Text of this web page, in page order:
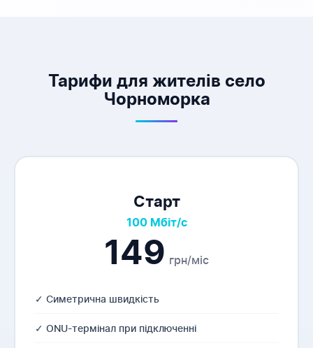
Тарифи для жителів село
Чорноморка
Старт
100 Мбіт/с
149 грн/міс
✓ Симетрична швидкість
✓ ONU-термінал при підключенні